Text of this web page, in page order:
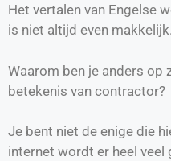
Het vertalen van Engelse
is niet altijd even makkelijk.
Waarom ben je anders op
betekenis van contractor?
Je bent niet de enige die
internet wordt er heel veel